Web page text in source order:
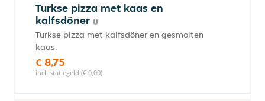
Turkse pizza met kaas en
kalfsdöner
Turkse pizza met kalfsdöner en gesmolten
kaas.
€ 8,75
incl. statiegeld (€ 0,00)